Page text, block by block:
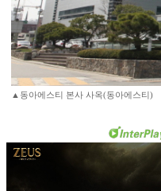
▲동아에스티 본사 사옥(동아에스티)